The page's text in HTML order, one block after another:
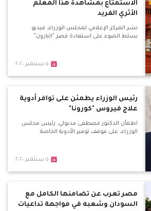
الاستمتاع بمشاهدة هذا المعلم
الأثري الفريد
نشر المركز الإعلامي لمجلس الوزراء، فيديو
يسلط الضوء على استعادة قصر "البارون"
٥ سبتمبر ٢٠٢٠
رئيس الوزراء يطمئن على توافر أدوية
علاج فيروس "كورونا"
اطمأن الدكتور مصطفى مدبولي، رئيس مجلس
الوزراء، على موقف توفير الأدوية الخاصة
٥ سبتمبر ٢٠٢٠
مصر تعرب عن تضامنها الكامل مع
السودان وشعبه في مواجهة تداعيات